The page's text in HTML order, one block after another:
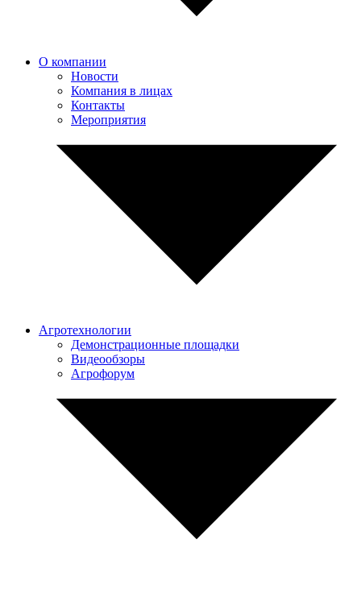
О компании
Новости
Компания в лицах
Контакты
Мероприятия
Агротехнологии
Демонстрационные площадки
Видеообзоры
Агрофорум